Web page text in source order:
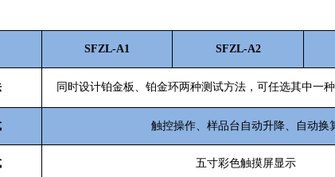
SFZL-A1 SFZL-A2
同时设计铂金板、铂金环两种测试方法，可任选其中一
触控操作、样品台自动升降、自动换
五寸彩色触摸屏显示